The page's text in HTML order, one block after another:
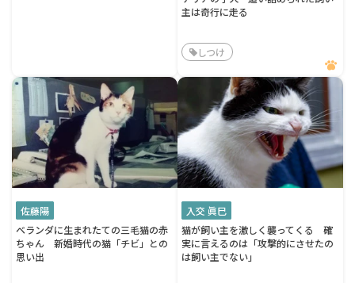
主は奇行に走る
しつけ
佐藤陽
ベランダに生まれたての三毛猫の赤
ちゃん 新婚時代の猫「チビ」との
思い出
入交 眞巳
猫が飼い主を激しく襲ってくる 確
実に言えるのは「攻撃的にさせたの
は飼い主でない」